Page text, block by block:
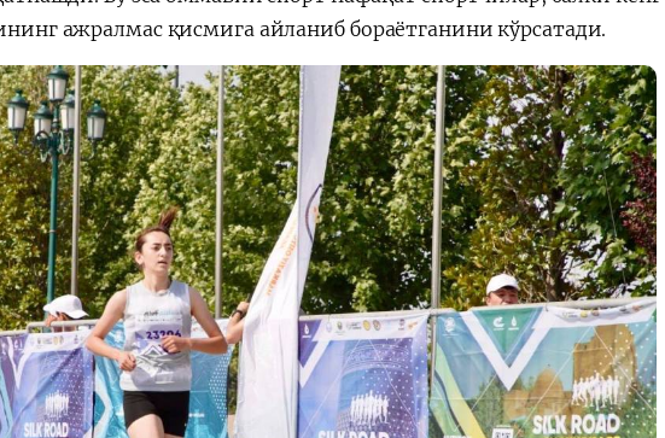
ажралмас қисмига айланиб бораётганини кўрсатади.